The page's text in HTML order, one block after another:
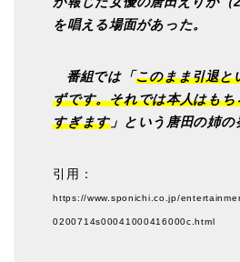
を唱える場面があった。
番組では「このまま引退と
ずです。それでは本人はもち
すぎます 」という唐田の姉の
引用：
https://www.sponichi.co.jp/
0200714s00041000416000c.html